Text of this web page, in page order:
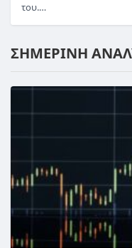
του.…
ΣΗΜΕΡΙΝΗ